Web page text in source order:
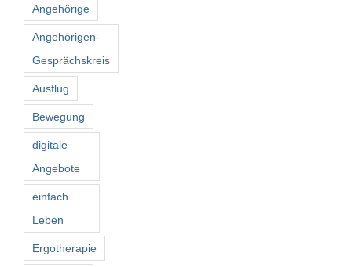
Angehörige
Angehörigen-
Gesprächskreis
Ausflug
Bewegung
digitale
Angebote
einfach
Leben
Ergotherapie